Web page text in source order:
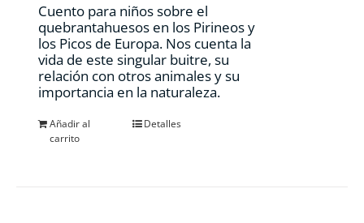
Cuento para niños sobre el
quebrantahuesos en los Pirineos y
los Picos de Europa. Nos cuenta la
vida de este singular buitre, su
relación con otros animales y su
importancia en la naturaleza.
Añadir al
carrito
Detalles